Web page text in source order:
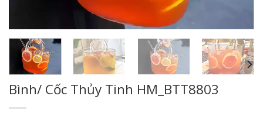
Bình/ Cốc Thủy Tinh HM_BTT8803